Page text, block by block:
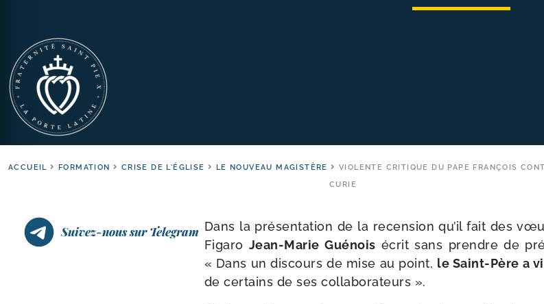
ACCUEIL FORMATION CRISE DE L'ÉGLISE LE NOUVEAU MAGISTÈRE
VIOLENTE CRITIQUE DU PAPE FRANÇOIS
CURIE
Suivez-nous sur Telegram Dans la pré­sen­ta­tion de la recen­sion qu’il fait des
Figaro Jean-​Marie Guénois écrit sans prendre de
« Dans un dis­cours de mise au point, le Saint-​Père a
de cer­tains de ses collaborateurs ».